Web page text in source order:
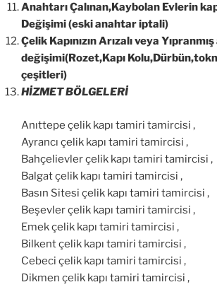
Anahtarı Çalınan,Kaybolan Evlerin
Değişimi (eski anahtar iptali)
Çelik Kapınızın Arızalı veya
değişimi(Rozet,Kapı
çeşitleri)
HİZMET BÖLGELERİ
Anıttepe çelik kapı tamiri tamircisi ,
Ayrancı çelik kapı tamiri tamircisi ,
Bahçelievler çelik kapı tamiri tamircisi ,
Balgat çelik kapı tamiri tamircisi ,
Basın Sitesi çelik kapı tamiri tamircisi ,
Beşevler çelik kapı tamiri tamircisi ,
Emek çelik kapı tamiri tamircisi ,
Bilkent çelik kapı tamiri tamircisi ,
Cebeci çelik kapı tamiri tamircisi ,
Dikmen çelik kapı tamiri tamircisi ,